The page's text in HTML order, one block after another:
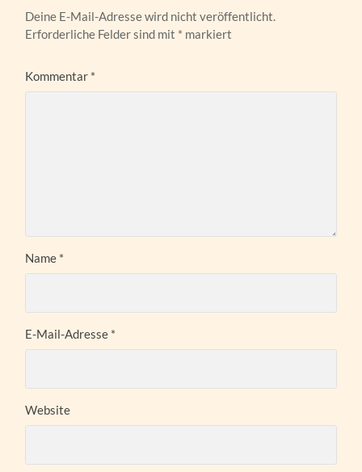
Deine E-Mail-Adresse wird nicht veröffentlicht.
Erforderliche Felder sind mit * markiert
Kommentar *
Name *
E-Mail-Adresse *
Website